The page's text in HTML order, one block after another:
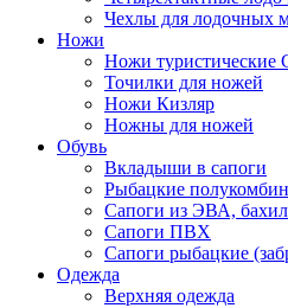
Чехлы для лодочных
Ножи
Ножи туристические
Точилки для ножей
Ножи Кизляр
Ножны для ножей
Обувь
Вкладыши в сапоги
Рыбацкие
Сапоги из ЭВА,
Сапоги ПВХ
Сапоги рыбацкие
Одежда
Верхняя одежда